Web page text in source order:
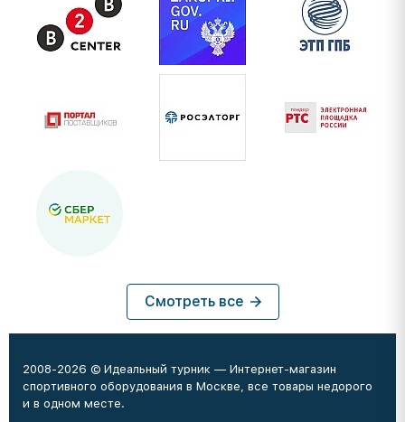
Смотреть все
2008-2026 © Идеальный турник — Интернет-магазин
спортивного оборудования в Москве, все товары недорого
и в одном месте.